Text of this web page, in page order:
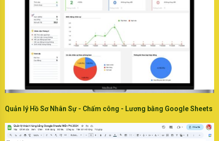
Quản lý Hồ Sơ Nhân Sự - Chấm công - Lương bằng Google Sheets